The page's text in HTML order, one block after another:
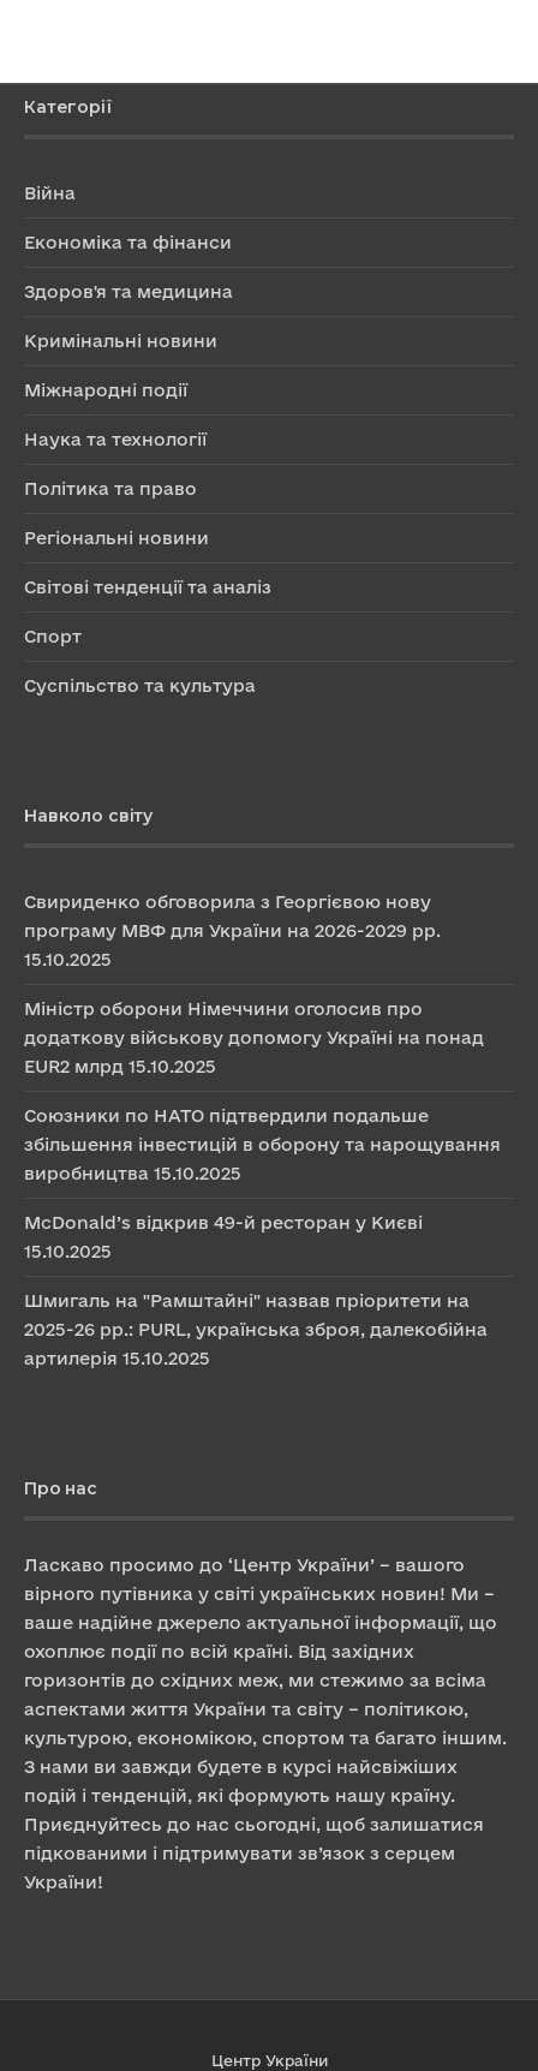
Категорії
Війна
Економіка та фінанси
Здоров'я та медицина
Кримінальні новини
Міжнародні події
Наука та технології
Політика та право
Регіональні новини
Світові тенденції та аналіз
Спорт
Суспільство та культура
Навколо світу
Свириденко обговорила з Георгієвою нову
програму МВФ для України на 2026-2029 рр.
15.10.2025
Міністр оборони Німеччини оголосив про
додаткову військову допомогу Україні на понад
EUR2 млрд 15.10.2025
Союзники по НАТО підтвердили подальше
збільшення інвестицій в оборону та нарощування
виробництва 15.10.2025
McDonald’s відкрив 49-й ресторан у Києві
15.10.2025
Шмигаль на "Рамштайні" назвав пріоритети на
2025-26 рр.: PURL, українська зброя, далекобійна
артилерія 15.10.2025
Про нас
Ласкаво просимо до ‘Центр України’ – вашого
вірного путівника у світі українських новин! Ми –
ваше надійне джерело актуальної інформації, що
охоплює події по всій країні. Від західних
горизонтів до східних меж, ми стежимо за всіма
аспектами життя України та світу – політикою,
культурою, економікою, спортом та багато іншим.
З нами ви завжди будете в курсі найсвіжіших
подій і тенденцій, які формують нашу країну.
Приєднуйтесь до нас сьогодні, щоб залишатися
підкованими і підтримувати зв’язок з серцем
України!
Центр України